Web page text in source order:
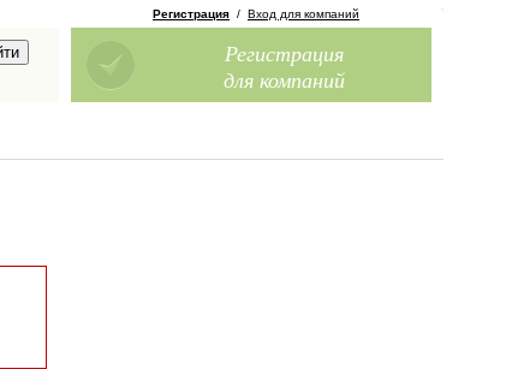
Регистрация / Вход для компаний
Регистрация
для компаний